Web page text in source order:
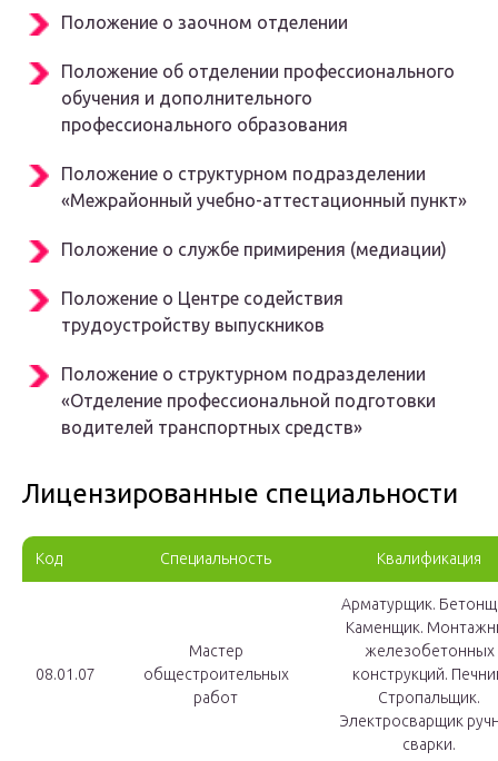
Положение о заочном отделении
Положение об отделении профессионального
обучения и дополнительного
профессионального образования
Положение о структурном подразделении
«Межрайонный учебно-аттестационный пункт»
Положение о службе примирения (медиации)
Положение о Центре содействия
трудоустройству выпускников
Положение о структурном подразделении
«Отделение профессиональной подготовки
водителей транспортных средств»
Лицензированные специальности
Код Специальность Квалификация
08.01.07
Мастер
общестроительных
работ
Арматурщик.
Каменщик.
железобетонных
конструкций.
Стропальщик.
Электросварщик
сварки.